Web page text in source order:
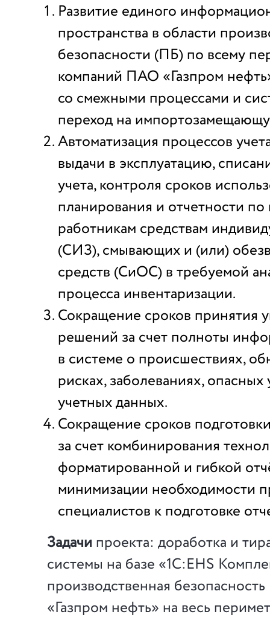
Развитие единого
пространства в области
безопасности (ПБ) по всему
компаний ПАО «Газпром
со смежными процессами и
переход на
Автоматизация процессов
выдачи в эксплуатацию,
учета, контроля сроков
планирования и отчетности
работникам средствам
(СИЗ), смывающих и (или)
средств (СиОС) в требуемой
процесса инвентаризации.
Сокращение сроков принятия
решений за счет полноты
в системе о происшествиях,
рисках, заболеваниях,
учетных данных.
Сокращение сроков
за счет комбинирования
форматированной и гибкой
минимизации необходимости
специалистов к подготовке
Задачи проекта: доработка и
системы на базе «1С:EHS
производственная
«Газпром нефть» на весь